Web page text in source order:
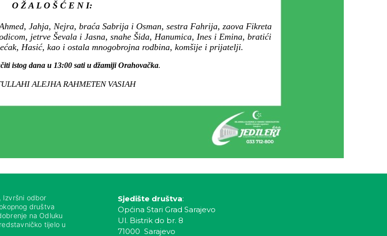
O Ž A L O Š Ć E N I:
Jahja, Nejra, braća Sabrija i Osman, sestra Fahrija, zaova Fikreta
jetrve Ševala i Jasna, snahe Šida, Hanumica, Ines i Emina, bratići
Hasić, kao i ostala mnogobrojna rodbina, komšije i prijatelji.
istog dana u 13:00 sati u džamiji Orahovačka.
ALEJHA RAHMETEN VASIAH
Izvršni odbor
društva
na Odluku
tijelo u
Sjedište društva:
Općina Stari Grad Sarajevo
Ul. Bistrik do br. 8
71000 Sarajevo